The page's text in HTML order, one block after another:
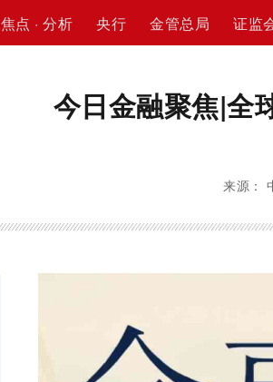
焦点 · 分析 央行 金管总局 证监
今日金融聚焦|全
来源：